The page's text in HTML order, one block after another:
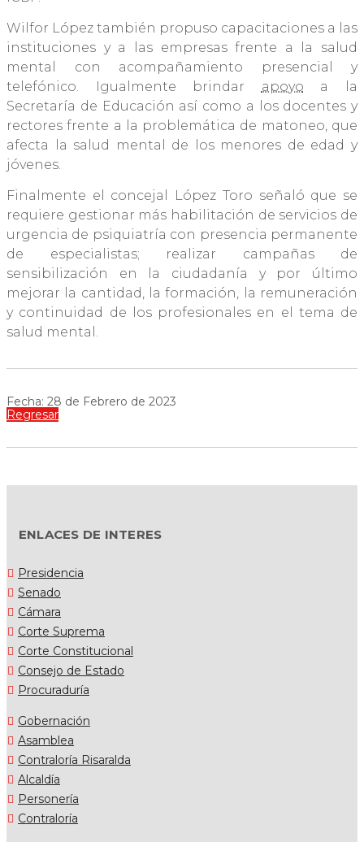
Wilfor López también propuso capacitaciones a las
instituciones y a las empresas frente a la salud
mental con acompañamiento presencial y
telefónico. Igualmente brindar apoyo a la
Secretaría de Educación así como a los docentes y
rectores frente a la problemática de matoneo, que
afecta la salud mental de los menores de edad y
jóvenes.
Finalmente el concejal López Toro señaló que se
requiere gestionar más habilitación de servicios de
urgencia de psiquiatría con presencia permanente
de especialistas; realizar campañas de
sensibilización en la ciudadanía y por último
mejorar la cantidad, la formación, la remuneración
y continuidad de los profesionales en el tema de
salud mental.
Fecha: 28 de Febrero de 2023
Regresar
ENLACES DE INTERES
Presidencia
Senado
Cámara
Corte Suprema
Corte Constitucional
Consejo de Estado
Procuraduría
Gobernación
Asamblea
Contraloría Risaralda
Alcaldía
Personería
Contraloría